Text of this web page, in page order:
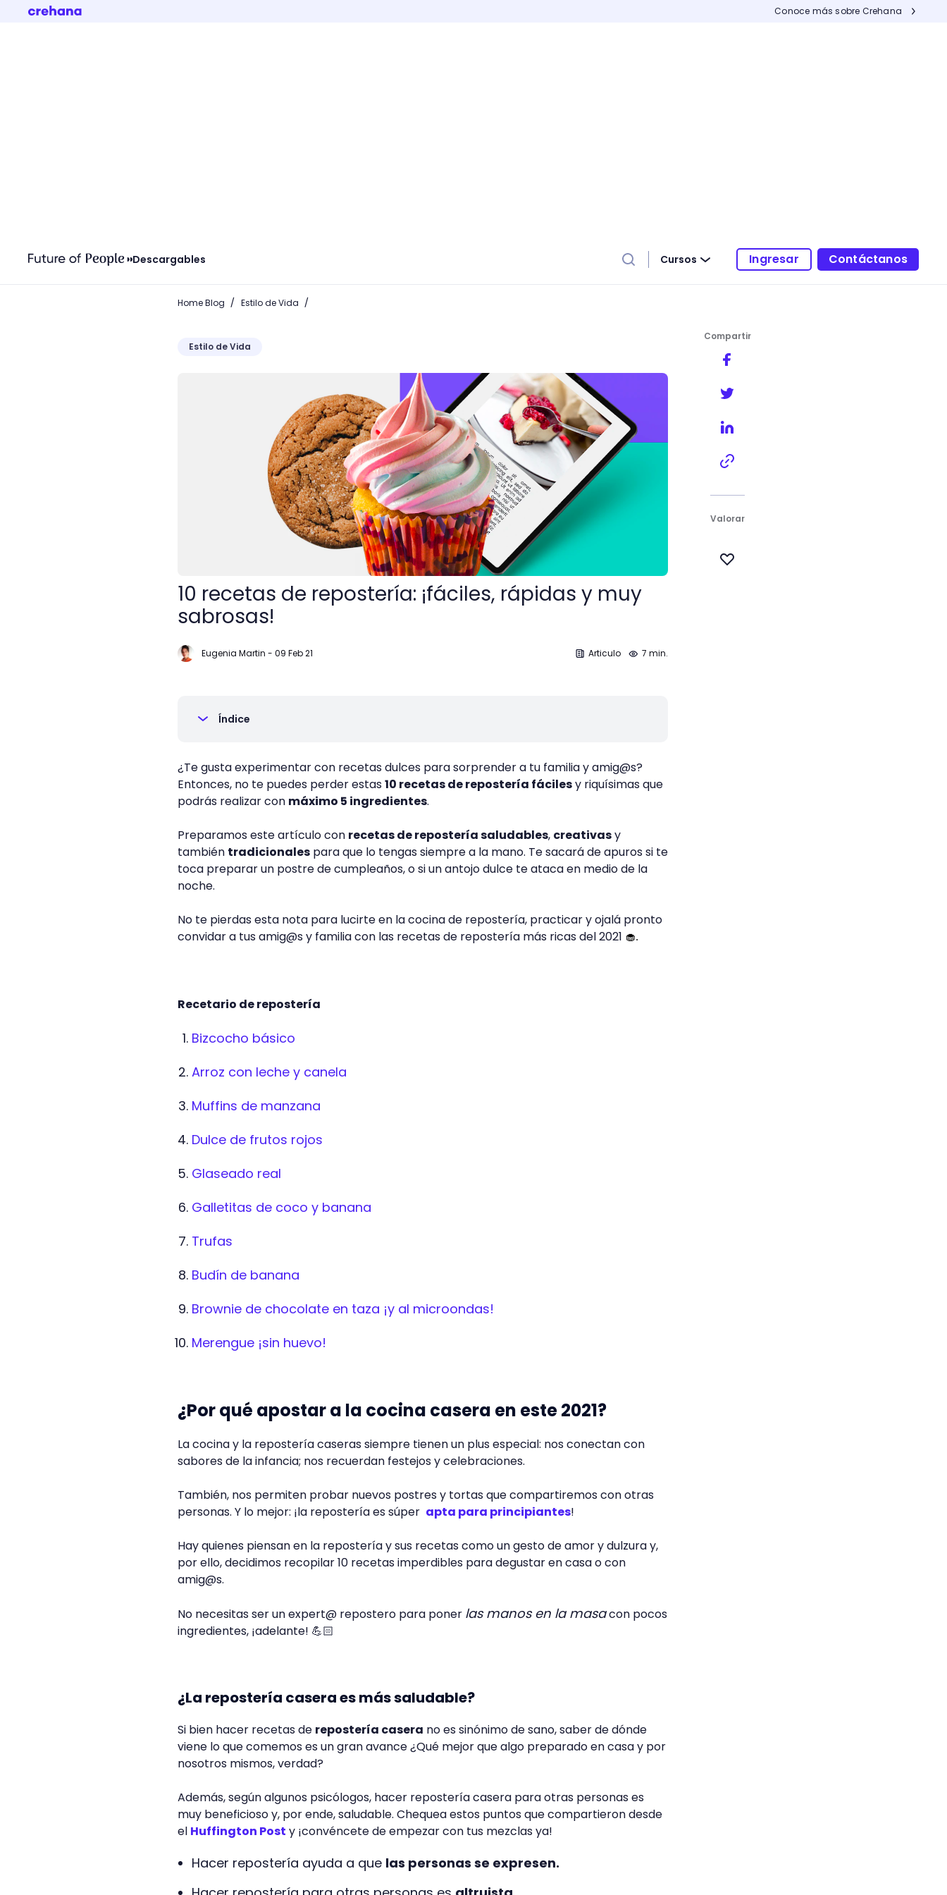
Conoce más sobre Crehana
Descargables Cursos Ingresar Contáctanos
Home Blog / Estilo de Vida /
Estilo de Vida
10 recetas de repostería: ¡fáciles, rápidas y muy sabrosas!
10 recetas de repostería: ¡fáciles, rápidas y muy
sabrosas!
Eugenia Martin - 09 Feb 21 Articulo 7 min.
Índice
¿Te gusta experimentar con recetas dulces para sorprender a tu familia y amig@s?
Entonces, no te puedes perder estas10 recetas de repostería fácilesy riquísimas que
podrás realizar con máximo 5 ingredientes.
Preparamos este artículo con recetas de repostería saludables, creativasy
también tradicionales para que lo tengas siempre a la mano. Te sacará de apuros si te
toca preparar un postre de cumpleaños, o si un antojo dulce te ataca en medio de la
noche.
No te pierdas esta nota para lucirte en la cocina de repostería, practicar y ojalá pronto
convidar a tus amig@s y familia con las recetas de repostería más ricas del 2021 🧁.
Recetario de repostería
Bizcocho básico
Arroz con leche y canela
Muffins de manzana
Dulce de frutos rojos
Glaseado real
Galletitas de coco y banana
Trufas
Budín de banana
Brownie de chocolate en taza ¡y al microondas!
Merengue ¡sin huevo!
¿Por qué apostar a la cocina casera en este 2021?
La cocina y la repostería caseras siempre tienen un plus especial: nos conectan con
sabores de la infancia; nos recuerdan festejos y celebraciones.
También, nos permiten probar nuevos postres y tortas que compartiremos con otras
personas. Y lo mejor: ¡la repostería es súper apta para principiantes!
Hay quienes piensan en la repostería y sus recetas como un gesto de amor y dulzura y,
por ello, decidimos recopilar 10 recetas imperdibles para degustar en casa o con
amig@s.
No necesitas ser un expert@ repostero para poner las manos en la masacon pocos
ingredientes, ¡adelante! 💪🏻
¿La repostería casera es más saludable?
Si bien hacer recetas de repostería casera no es sinónimo de sano, saber de dónde
viene lo que comemos es un gran avance ¿Qué mejor que algo preparado en casa y por
nosotros mismos, verdad?
Además, según algunos psicólogos, hacer repostería casera para otras personas es
muy beneficioso y, por ende, saludable. Chequea estos puntos que compartieron desde
el Huffington Post y ¡convéncete de empezar con tus mezclas ya!
Hacer repostería ayuda a que las personas se expresen.
Compartir
Valorar